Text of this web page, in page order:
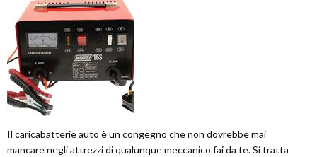
Il caricabatterie auto è un congegno che non dovrebbe mai
mancare negli attrezzi di qualunque meccanico fai da te. Si tratta